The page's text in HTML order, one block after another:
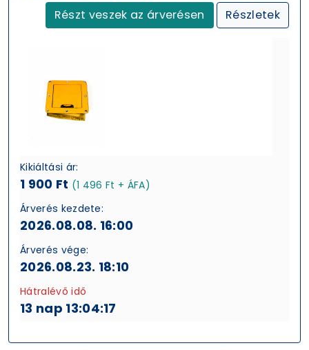
Részt veszek az árverésen Részletek
Kikiáltási ár:
1 900 Ft (1 496 Ft + ÁFA)
Árverés kezdete:
2026.08.08. 16:00
Árverés vége:
2026.08.23. 18:10
Hátralévő idő
13 nap 13:04:16